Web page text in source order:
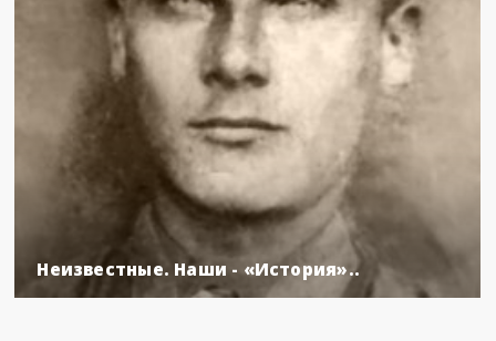
Неизвестные. Наши - «История»..